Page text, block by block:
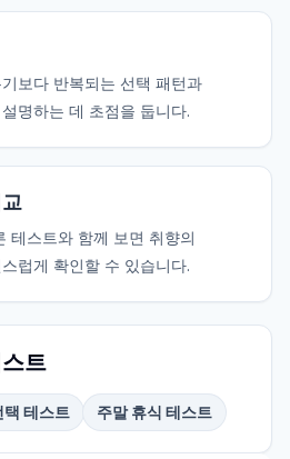
보다 반복되는 선택 패턴과
명하는 데 초점을 둡니다.
테스트와 함께 보면 취향의
럽게 확인할 수 있습니다.
트
택 테스트 주말 휴식 테스트